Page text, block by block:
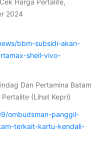
2024
bbm-subsidi-akan-
shell-vivo-
Dan Pertamina Batam
(Lihat Kepri)
ombudsman-panggil-
terkait-kartu-kendali-